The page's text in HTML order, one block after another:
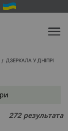
Вхід |
дзвінок
ДЗЕРКАЛА У ДНІПРІ
272результата